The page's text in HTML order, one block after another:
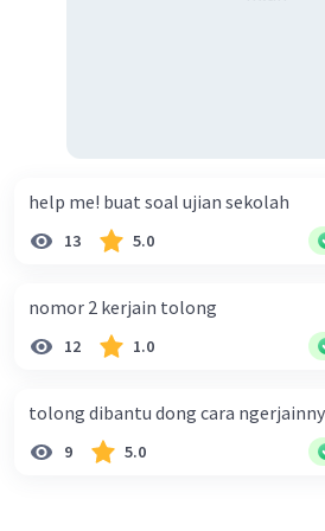
Beri Rating
help me! buat soal ujian sekolah
13 5.0
nomor 2 kerjain tolong
12 1.0
tolong dibantu dong cara
9 5.0